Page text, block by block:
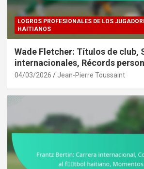
LOGROS PROFESIONALES DE LOS
HAITIANOS
Wade Fletcher: Títulos de club,
internacionales, Récords
04/03/2026 Jean-Pierre Toussaint